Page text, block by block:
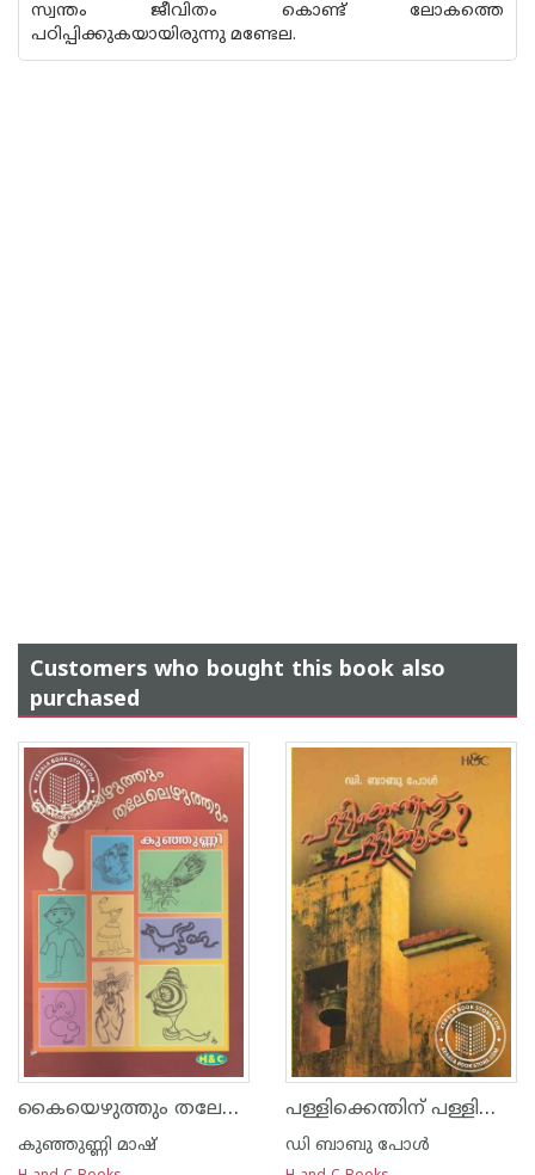
സ്വന്തം ജീവിതം കൊണ്ട് ലോകത്തെ
പഠിപ്പിക്കുകയായിരുന്നു മണ്ടേല.
Customers who bought this book also
purchased
കൈയെഴുത്തും തലേലെഴുത്തും
കുഞ്ഞുണ്ണി മാഷ്‌
പള്ളിക്കെന്തിന്‌ പള്ളിക്കൂടം
ഡി ബാബു പോള്‍